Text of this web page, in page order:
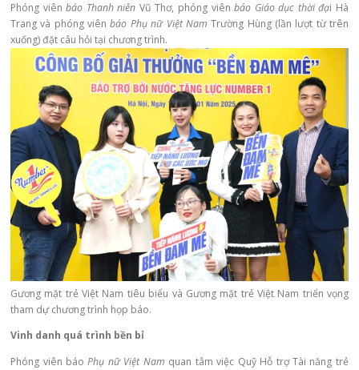
Phóng viênbáo Thanh niên Vũ Thơ, phóng viênbáo Giáo dục thời đại Hà
Trang và phóng viênbáo Phụ nữ Việt Nam Trường Hùng (lần lượt từ trên
xuống) đặt câu hỏi tại chương trình.
Gương mặt trẻ Việt Nam tiêu biểu và Gương mặt trẻ Việt Nam triển vọng
tham dự chương trình họp báo.
Vinh danh quá trình bền bỉ
Phóng viên báoPhụ nữ Việt Nam quan tâm việc Quỹ Hỗ trợ Tài năng trẻ